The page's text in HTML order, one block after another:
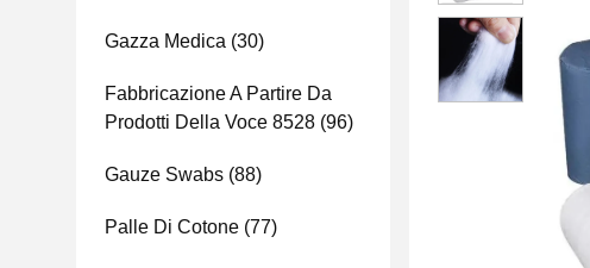
Gazza Medica (30)
Fabbricazione A Partire Da
Prodotti Della Voce 8528 (96)
Gauze Swabs (88)
Palle Di Cotone (77)